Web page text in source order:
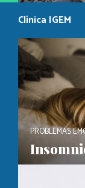
Clínica IGEM
PROBLEMAS